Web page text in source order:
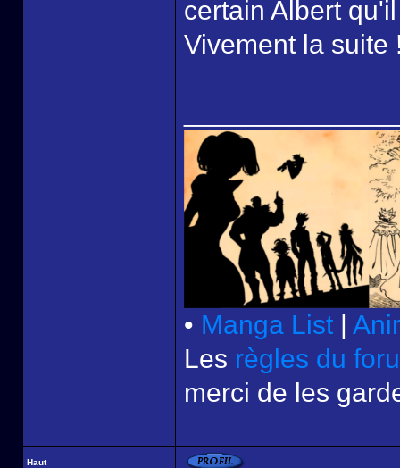
certain Albert
Vivement la suite
• Manga List |
Les règles du
merci de les
Haut